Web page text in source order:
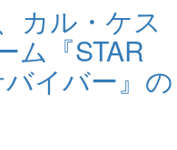
カル・ケス
ム『STAR
イバー』の